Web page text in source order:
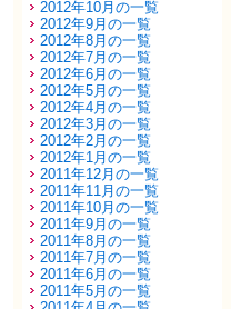
2012年10月の一覧
2012年9月の一覧
2012年8月の一覧
2012年7月の一覧
2012年6月の一覧
2012年5月の一覧
2012年4月の一覧
2012年3月の一覧
2012年2月の一覧
2012年1月の一覧
2011年12月の一覧
2011年11月の一覧
2011年10月の一覧
2011年9月の一覧
2011年8月の一覧
2011年7月の一覧
2011年6月の一覧
2011年5月の一覧